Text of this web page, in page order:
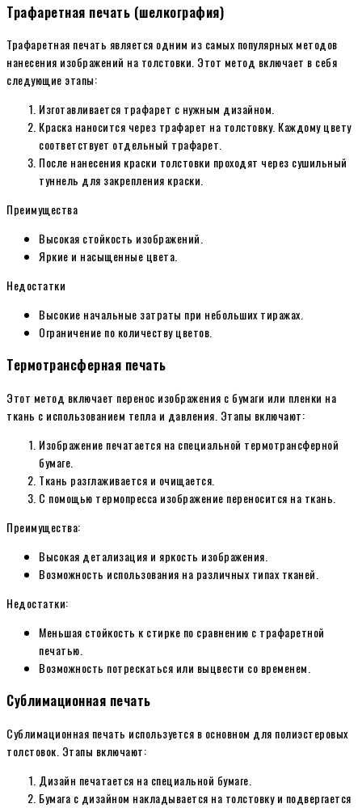
Трафаретная печать (шелкография)
Трафаретная печать является одним из самых популярных методов
нанесения изображений на толстовки. Этот метод включает в себя
следующие этапы:
Изготавливается трафарет с нужным дизайном.
Краска наносится через трафарет на толстовку. Каждому цвету
соответствует отдельный трафарет.
После нанесения краски толстовки проходят через сушильный
туннель для закрепления краски.
Преимущества
Высокая стойкость изображений.
Яркие и насыщенные цвета.
Недостатки
Высокие начальные затраты при небольших тиражах.
Ограничение по количеству цветов.
Термотрансферная печать
Этот метод включает перенос изображения с бумаги или пленки на
ткань с использованием тепла и давления. Этапы включают:
Изображение печатается на специальной термотрансферной
бумаге.
Ткань разглаживается и очищается.
С помощью термопресса изображение переносится на ткань.
Преимущества:
Высокая детализация и яркость изображения.
Возможность использования на различных типах тканей.
Недостатки:
Меньшая стойкость к стирке по сравнению с трафаретной
печатью.
Возможность потрескаться или выцвести со временем.
Сублимационная печать
Сублимационная печать используется в основном для полиэстеровых
толстовок. Этапы включают:
Дизайн печатается на специальной бумаге.
Бумага с дизайном накладывается на толстовку и подвергается